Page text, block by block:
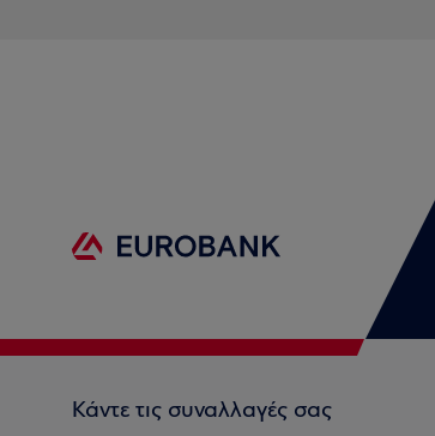
Κάντε τις συναλλαγές σας